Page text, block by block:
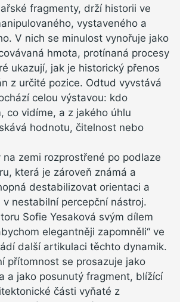
fragmenty, drží historii ve
vystaveného a
V nich se minulost vynořuje jako
hmota, protínaná procesy
ukazují, jak je historický přenos
z určité pozice. Odtud vyvstává
celou výstavou: kdo
co vidíme, a z jakého úhlu
hodnotu, čitelnost nebo
na zemi rozprostřené po podlaze
která je zároveň známá a
destabilizovat orientaci a
v nestabilní percepční nástroj.
Sofie Yesaková svým dílem
elegantněji zapomněli“ ve
další artikulaci těchto dynamik.
přítomnost se prosazuje jako
a jako posunutý fragment, blížící
části vyňaté z